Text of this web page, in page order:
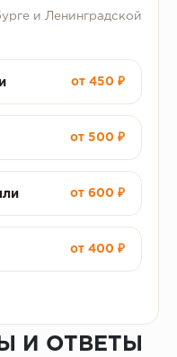
и Ленинградской
от 450 ₽
от 500 ₽
от 600 ₽
от 400 ₽
И ОТВЕТЫ